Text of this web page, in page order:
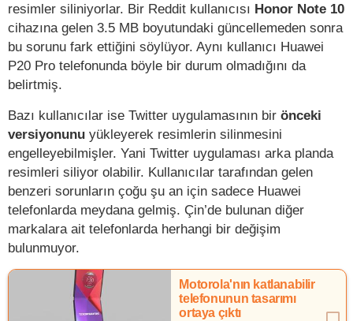
resimler siliniyorlar. Bir Reddit kullanıcısı Honor Note 10
cihazına gelen 3.5 MB boyutundaki güncellemeden sonra
bu sorunu fark ettiğini söylüyor. Aynı kullanıcı Huawei
P20 Pro telefonunda böyle bir durum olmadığını da
belirtmiş.
Bazı kullanıcılar ise Twitter uygulamasının bir önceki
versiyonunu yükleyerek resimlerin silinmesini
engelleyebilmişler. Yani Twitter uygulaması arka planda
resimleri siliyor olabilir. Kullanıcılar tarafından gelen
benzeri sorunların çoğu şu an için sadece Huawei
telefonlarda meydana gelmiş. Çin’de bulunan diğer
markalara ait telefonlarda herhangi bir değişim
bulunmuyor.
Motorola'nın katlanabilir
telefonunun tasarımı
ortaya çıktı